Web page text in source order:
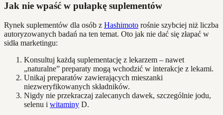
Jak nie wpaść w pułapkę suplementów
Rynek suplementów dla osób z Hashimoto rośnie szybciej niż liczba
autoryzowanych badań na ten temat. Oto jak nie dać się złapać w
sidła marketingu:
Konsultuj każdą suplementację z lekarzem – nawet
„naturalne” preparaty mogą wchodzić w interakcje z lekami.
Unikaj preparatów zawierających mieszanki
niezweryfikowanych składników.
Nigdy nie przekraczaj zalecanych dawek, szczególnie jodu,
selenu i witaminy D.